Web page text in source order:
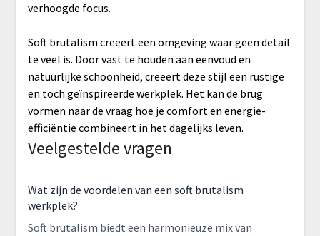
verhoogde focus.
Soft brutalism creëert een omgeving waar geen detail
te veel is. Door vast te houden aan eenvoud en
natuurlijke schoonheid, creëert deze stijl een rustige
en toch geïnspireerde werkplek. Het kan de brug
vormen naar de vraag hoe je comfort en energie-
efficiëntie combineertin het dagelijks leven.
Veelgestelde vragen
Wat zijn de voordelen van een soft brutalism
werkplek?
Soft brutalism biedt een harmonieuze mix van